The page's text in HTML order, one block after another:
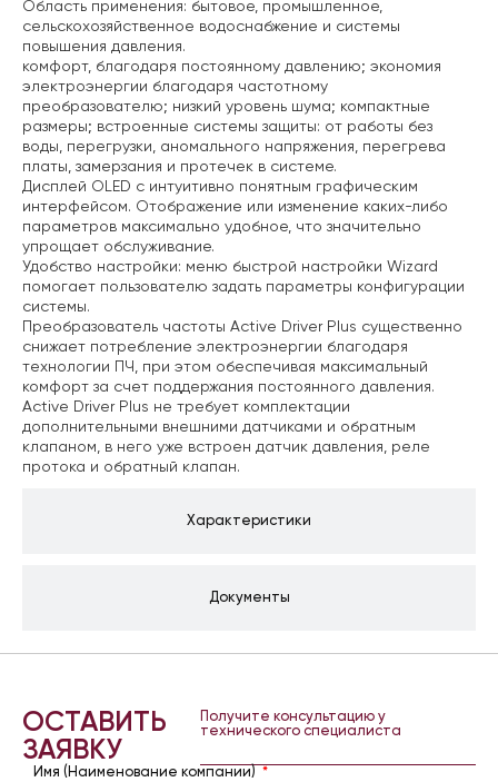
Характеристики
Документы
Область применения: бытовое, промышленное,
сельскохозяйственное водоснабжение и системы
повышения давления.
комфорт, благодаря постоянному давлению; экономия
электроэнергии благодаря частотному
преобразователю; низкий уровень шума; компактные
размеры; встроенные системы защиты: от работы без
воды, перегрузки, аномального напряжения, перегрева
платы, замерзания и протечек в системе.
Дисплей OLED с интуитивно понятным графическим
интерфейсом. Отображение или изменение каких-либо
параметров максимально удобное, что значительно
упрощает обслуживание.
Удобство настройки: меню быстрой настройки Wizard
помогает пользователю задать параметры конфигурации
системы.
Преобразователь частоты Active Driver Plus существенно
снижает потребление электроэнергии благодаря
технологии ПЧ, при этом обеспечивая максимальный
комфорт за счет поддержания постоянного давления.
Active Driver Plus не требует комплектации
дополнительными внешними датчиками и обратным
клапаном, в него уже встроен датчик давления, реле
протока и обратный клапан.
ОСТАВИТЬ
ЗАЯВКУ
Получите консультацию у
технического специалиста
Имя (Наименование компании)